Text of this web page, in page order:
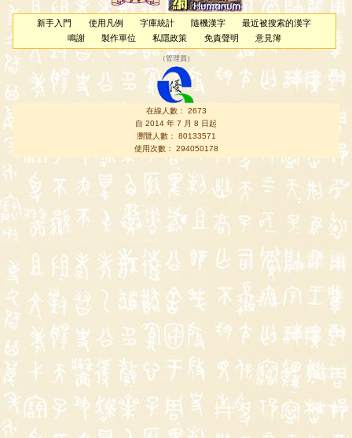
新手入門 使用凡例 字庫統計 隨機漢字
最近被搜索的漢字
鳴謝
製作單位 私隱政策 免責聲明 意見簿
（管理員 ）
在線人數： 2673
自 2014 年 7 月 8 日起
瀏覽人數： 80133571
使用次數： 294050178